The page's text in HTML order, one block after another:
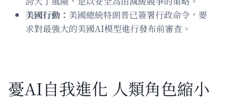
美國行動： 美國總統特朗普已簽署行政命令，要
求對最強大的美國AI模型進行發布前審查。
憂AI自我進化 人類角色縮小